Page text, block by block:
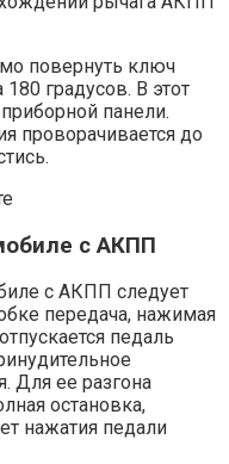
повернуть ключ
градусов. В этот
панели.
проворачивается до
с АКПП
с АКПП следует
передача, нажимая
педаль
Для ее разгона
остановка,
нажатия педали